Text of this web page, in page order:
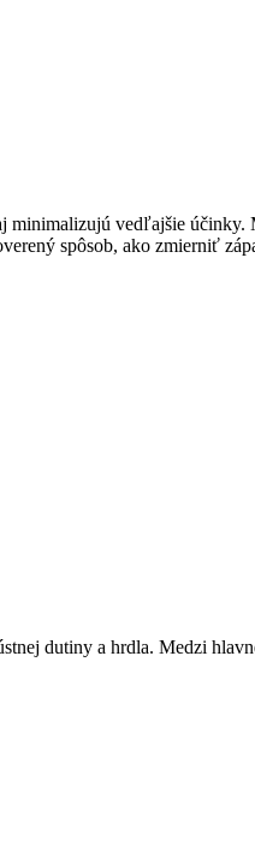
vedľajšie
spôsob, ako zmierniť
dutiny a hrdla. Medzi